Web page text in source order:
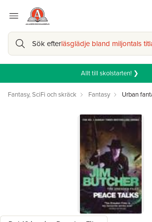
Sök efterläsglädje bland miljontals
Allt till skolstarten! ❯
Fantasy, SciFi och skräck Fantasy Urban